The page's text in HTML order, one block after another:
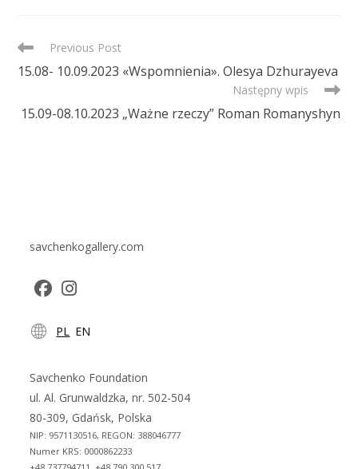
READ
ARTICLES
Previous Post
15.08- 10.09.2023 «Wspomnienia». Olesya Dzhurayeva
Następny wpis
15.09-08.10.2023 „Ważne rzeczy” Roman Romanyshyn
savchenkogallery.com
in
new
tab
in
new
tab
PL EN
Savchenko Foundation
ul. Al. Grunwaldzka, nr. 502-504
80-309, Gdańsk, Polska
NIP: 9571130516, REGON: 388046777
Numer KRS: 0000862233